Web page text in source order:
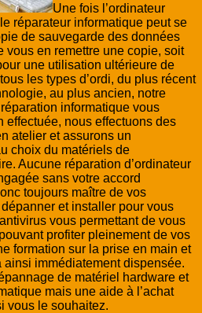
Une fois l’ordinateur
réparateur informatique peut se
de sauvegarde des données
vous en remettre une copie, soit
une utilisation ultérieure de
les types d’ordi, du plus récent
au plus ancien, notre
informatique vous
effectuée, nous effectuons des
atelier et assurons un
choix du matériels de
Aucune réparation d’ordinateur
sans votre accord
toujours maître de vos
et installer pour vous
vous permettant de vous
profiter pleinement de vos
formation sur la prise en main et
ainsi immédiatement dispensée.
de matériel hardware et
mais une aide à l’achat
vous le souhaitez.